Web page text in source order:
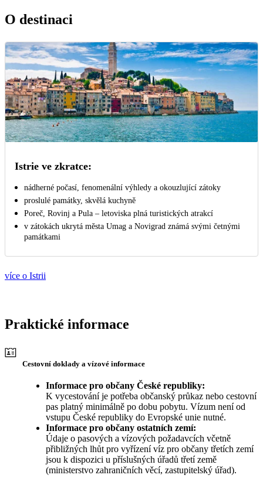
O destinaci
Istrie ve zkratce:
nádherné počasí, fenomenální výhledy a okouzlující zátoky
proslulé památky, skvělá kuchyně
Poreč, Rovinj a Pula – letoviska plná turistických atrakcí
v zátokách ukrytá města Umag a Novigrad známá svými četnými
památkami
více o Istrii
Praktické informace
Cestovní doklady a vízové informace
Informace pro občany České republiky:
K vycestování je potřeba občanský průkaz nebo cestovní
pas platný minimálně po dobu pobytu. Vízum není od
vstupu České republiky do Evropské unie nutné.
Informace pro občany ostatních zemí:
Údaje o pasových a vízových požadavcích včetně
přibližných lhůt pro vyřízení víz pro občany třetích zemí
jsou k dispozici u příslušných úřadů třetí země
(ministerstvo zahraničních věcí, zastupitelský úřad).